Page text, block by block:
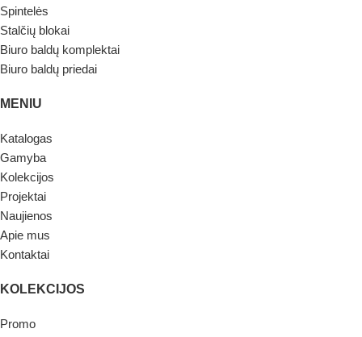
Spintelės
Stalčių blokai
Biuro baldų komplektai
Biuro baldų priedai
MENIU
Katalogas
Gamyba
Kolekcijos
Projektai
Naujienos
Apie mus
Kontaktai
KOLEKCIJOS
Promo